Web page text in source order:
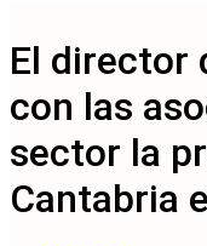
El director
con las
sector la
Cantabria